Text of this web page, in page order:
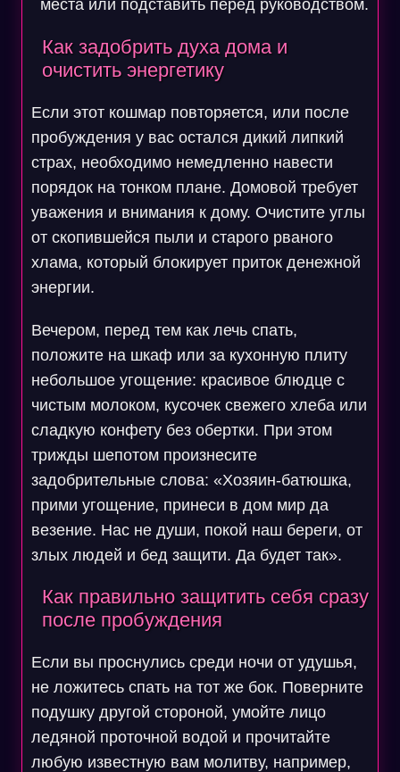
места или подставить перед руководством.
Как задобрить духа дома и
очистить энергетику
Если этот кошмар повторяется, или после
пробуждения у вас остался дикий липкий
страх, необходимо немедленно навести
порядок на тонком плане. Домовой требует
уважения и внимания к дому. Очистите углы
от скопившейся пыли и старого рваного
хлама, который блокирует приток денежной
энергии.
Вечером, перед тем как лечь спать,
положите на шкаф или за кухонную плиту
небольшое угощение: красивое блюдце с
чистым молоком, кусочек свежего хлеба или
сладкую конфету без обертки. При этом
трижды шепотом произнесите
задобрительные слова: «Хозяин-батюшка,
прими угощение, принеси в дом мир да
везение. Нас не души, покой наш береги, от
злых людей и бед защити. Да будет так».
Как правильно защитить себя сразу
после пробуждения
Если вы проснулись среди ночи от удушья,
не ложитесь спать на тот же бок. Поверните
подушку другой стороной, умойте лицо
ледяной проточной водой и прочитайте
любую известную вам молитву, например,